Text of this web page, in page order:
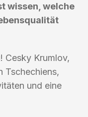
wissen, welche
Cesky Krumlov,
Tschechiens,
und eine